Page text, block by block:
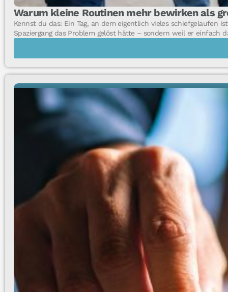
Warum kleine Routinen mehr bewirken als
Kennst du das: Ein Tag, an dem eigentlich vieles
Spaziergang das Problem gelöst hätte – sondern weil er einfach
FACHTHEMEN